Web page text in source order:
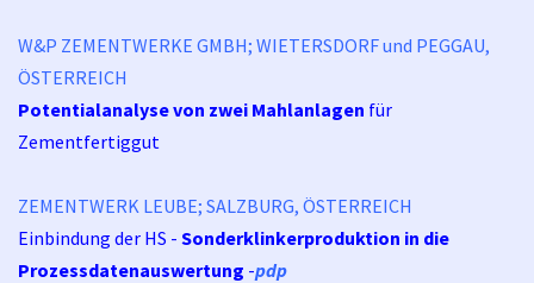
W&P ZEMENTWERKE GMBH; WIETERSDORF und PEGGAU,
ÖSTERREICH
Potentialanalyse von zwei Mahlanlagen für
Zementfertiggut
ZEMENTWERK LEUBE; SALZBURG, ÖSTERREICH
Einbindung der HS - Sonderklinkerproduktion in die
Prozessdatenauswertung -pdp